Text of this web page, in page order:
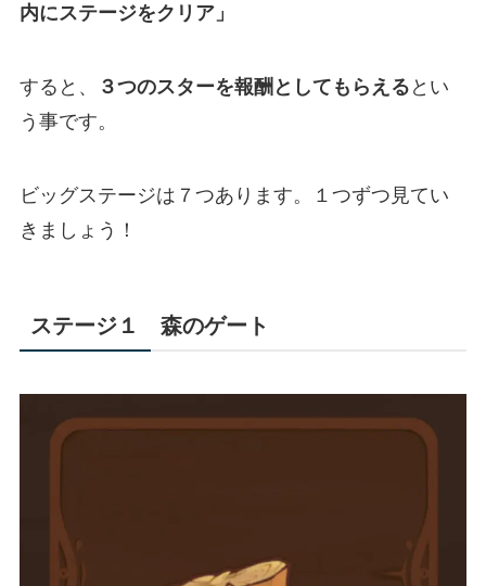
内にステージをクリア」
すると、 ３つのスターを報酬としてもらえる とい
う事です。
ビッグステージは７つあります。１つずつ見てい
きましょう！
ステージ１ 森のゲート